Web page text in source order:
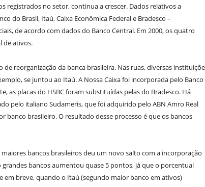
registrados no setor, continua a crescer. Dados relativos a
do Brasil, Itaú, Caixa Econômica Federal e Bradesco –
de acordo com dados do Banco Central. Em 2000, os quatro
de ativos.
reorganização da banca brasileira. Nas ruas, diversas
se juntou ao Itaú. A Nossa Caixa foi incorporada pelo Banco
as placas do HSBC foram substituídas pelas do Bradesco. Há
pelo italiano Sudameris, que foi adquirido pelo ABN Amro Real
banco brasileiro. O resultado desse processo é que os bancos
bancos brasileiros deu um novo salto com a incorporação
bancos aumentou quase 5 pontos, já que o porcentual
em breve, quando o Itaú (segundo maior banco em ativos)